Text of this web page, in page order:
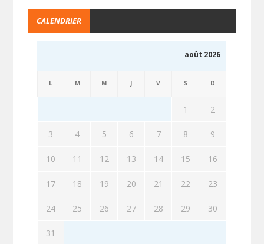
CALENDRIER
août 2026
L M M J V S D
1 2
3 4 5 6 7 8 9
10 11 12 13 14 15 16
17 18 19 20 21 22 23
24 25 26 27 28 29 30
31